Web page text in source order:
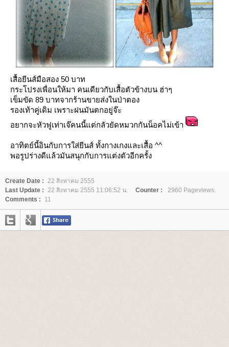
เสื้อยีนส์มือสอง 50 บาท
กระโปรงเพื่อนให้มา คนเดียวกับเสื้อตัวข้างบน ฮ่าๆ
เข็มขัด 89 บาทจากร้านขายส่งในป่าตอง
รองเท้าคู่เดิม เพราะฝนมันตกอยู่จ๊ะ
อยากจะหัวฟูเท่าเจ๊คนนี้แต่กลัวยัดหมวกกันน็อคไม่เข้า
อาทิตย์นี้อินกับการใส่ยีนส์ ทั้งกางเกงและเสื้อ ^^
พอรูปร่างดีแล้วมันสนุกกับการแต่งตัวอีกครั้ง
Create Date :
22 สิงหาคม 2555
Last Update :
22 สิงหาคม 2555 11:06:52 น. Counter :
2960 Pageviews.
Comments :
11